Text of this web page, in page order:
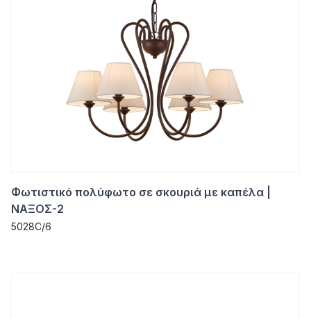
Φωτιστικό πολύφωτο σε σκουριά με καπέλα |
ΝΑΞΟΣ-2
5028C/6